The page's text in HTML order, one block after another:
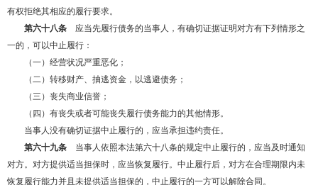
有权拒绝其相应的履行要求。
第六十八条 应当先履行债务的当事人，有确切证据证明对方有下列情形之
一的，可以中止履行：
（一）经营状况严重恶化；
（二）转移财产、抽逃资金，以逃避债务；
（三）丧失商业信誉；
（四）有丧失或者可能丧失履行债务能力的其他情形。
当事人没有确切证据中止履行的，应当承担违约责任。
第六十九条 当事人依照本法第六十八条的规定中止履行的，应当及时通知
对方。对方提供适当担保时，应当恢复履行。中止履行后，对方在合理期限内未
恢复履行能力并且未提供适当担保的，中止履行的一方可以解除合同。